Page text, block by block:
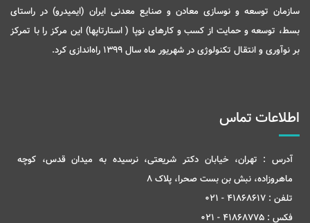
سازمان توسعه و نوسازی معادن و صنایع معدنی ایران (ایمیدرو) در راستای
بسط، توسعه و حمایت از کسب و کارهای نوپا ( استارتاپها) این مرکز را با تمرکز
بر نوآوری و انتقال تکنولوژی در شهریور ماه سال 1399 راه‌اندازی کرد.
اطلاعات تماس
آدرس : تهران، خیابان دکتر شریعتی، نرسیده به میدان قدس، کوچه
ماهروزاده، نبش بن بست صحرا، پلاک 8
تلفن : 41868617 - 021
فکس : 41868775 - 021